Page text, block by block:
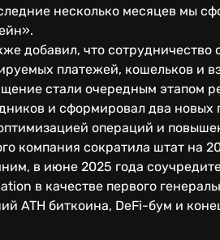
несколько месяцев мы
добавил, что сотрудничество
платежей, кошельков и
стали очередным этапом
и сформировал два новых
операций и
компания сократила штат на
в июне 2025 года
в качестве первого
ATH биткоина, DeFi-бум и